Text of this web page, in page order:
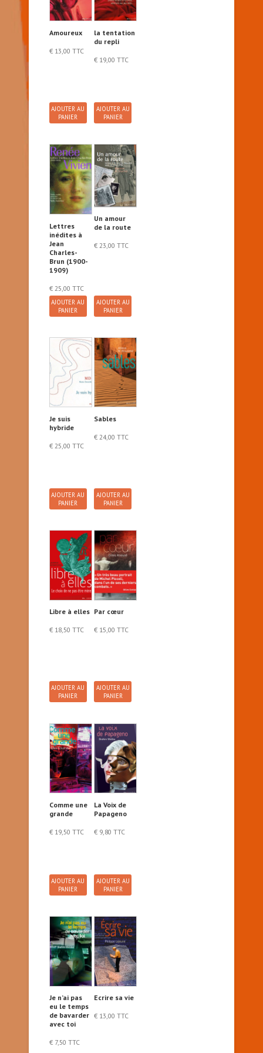
Amoureux
€ 13,00 TTC
AJOUTER AU
PANIER
la tentation
du repli
€ 19,00 TTC
AJOUTER AU
PANIER
Lettres
inédites à
Jean
Charles-
Brun (1900-
1909)
€ 25,00 TTC
AJOUTER AU
PANIER
Un amour
de la route
€ 23,00 TTC
AJOUTER AU
PANIER
Je suis
hybride
€ 25,00 TTC
AJOUTER AU
PANIER
Sables
€ 24,00 TTC
AJOUTER AU
PANIER
Libre à elles
€ 18,50 TTC
AJOUTER AU
PANIER
Par cœur
€ 15,00 TTC
AJOUTER AU
PANIER
Comme une
grande
€ 19,50 TTC
AJOUTER AU
PANIER
La Voix de
Papageno
€ 9,80 TTC
AJOUTER AU
PANIER
Je n’ai pas
eu le temps
de bavarder
avec toi
€ 7,50 TTC
Ecrire sa vie
€ 13,00 TTC